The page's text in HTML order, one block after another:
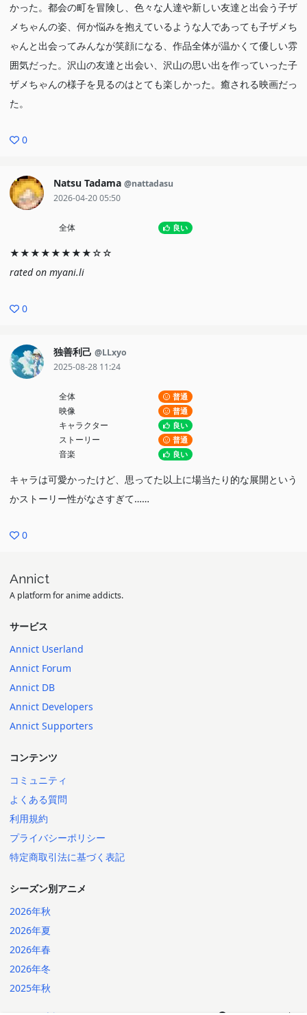
かった。都会の町を冒険し、色々な人達や新しい友達と出会う子ザ
メちゃんの姿、何か悩みを抱えているような人であっても子ザメち
ゃんと出会ってみんなが笑顔になる、作品全体が温かくて優しい雰
囲気だった。沢山の友達と出会い、沢山の思い出を作っていった子
ザメちゃんの様子を見るのはとても楽しかった。癒される映画だっ
た。
0
Natsu Tadama @nattadasu
2026-04-20 05:50
全体 良い
★★★★★★★★☆☆
rated on myani.li
0
独善利己 @LLxyo
2025-08-28 11:24
全体 普通
映像 普通
キャラクター 良い
ストーリー 普通
音楽 良い
キャラは可愛かったけど、思ってた以上に場当たり的な展開という
かストーリー性がなさすぎて……
0
Annict
A platform for anime addicts.
サービス
Annict Userland
Annict Forum
Annict DB
Annict Developers
Annict Supporters
コンテンツ
コミュニティ
よくある質問
利用規約
プライバシーポリシー
特定商取引法に基づく表記
シーズン別アニメ
2026年秋
2026年夏
2026年春
2026年冬
2025年秋